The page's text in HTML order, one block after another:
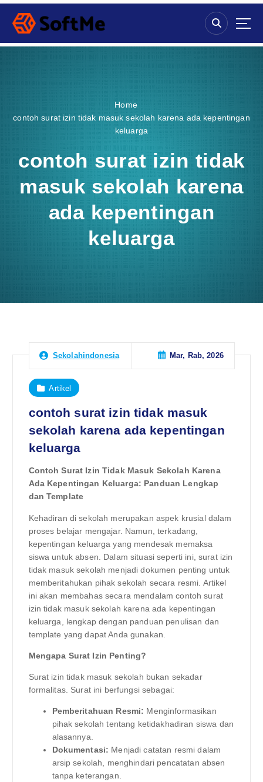
S
p
Home
contoh surat izin tidak masuk sekolah karena ada kepentingan
keluarga
contoh surat izin tidak
masuk sekolah karena
ada kepentingan
keluarga
Sekolahindonesia Mar, Rab, 2026
Artikel
contoh surat izin tidak masuk
sekolah karena ada kepentingan
keluarga
Contoh Surat Izin Tidak Masuk Sekolah Karena
Ada Kepentingan Keluarga: Panduan Lengkap
dan Template
Kehadiran di sekolah merupakan aspek krusial dalam
proses belajar mengajar. Namun, terkadang,
kepentingan keluarga yang mendesak memaksa
siswa untuk absen. Dalam situasi seperti ini, surat izin
tidak masuk sekolah menjadi dokumen penting untuk
memberitahukan pihak sekolah secara resmi. Artikel
ini akan membahas secara mendalam contoh surat
izin tidak masuk sekolah karena ada kepentingan
keluarga, lengkap dengan panduan penulisan dan
template yang dapat Anda gunakan.
Mengapa Surat Izin Penting?
Surat izin tidak masuk sekolah bukan sekadar
formalitas. Surat ini berfungsi sebagai:
Pemberitahuan Resmi: Menginformasikan
pihak sekolah tentang ketidakhadiran siswa dan
alasannya.
Dokumentasi: Menjadi catatan resmi dalam
arsip sekolah, menghindari pencatatan absen
tanpa keterangan.